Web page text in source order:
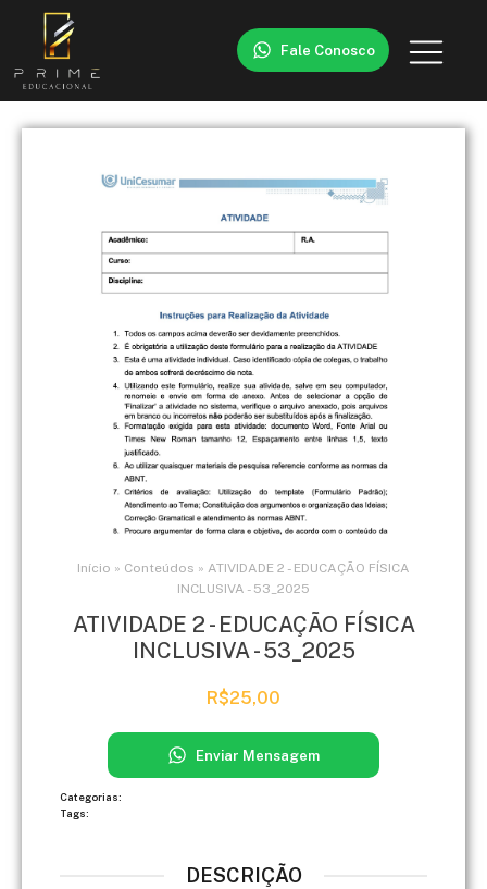
Fale Conosco
Início » Conteúdos » ATIVIDADE 2 - EDUCAÇÃO FÍSICA
INCLUSIVA - 53_2025
ATIVIDADE 2 - EDUCAÇÃO FÍSICA
INCLUSIVA - 53_2025
R$25,00
Enviar Mensagem
Categorias:
Tags:
DESCRIÇÃO